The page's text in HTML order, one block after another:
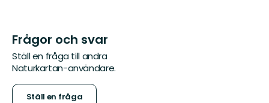
Frågor och svar
Ställ en fråga till andra
Naturkartan-användare.
Ställ en fråga